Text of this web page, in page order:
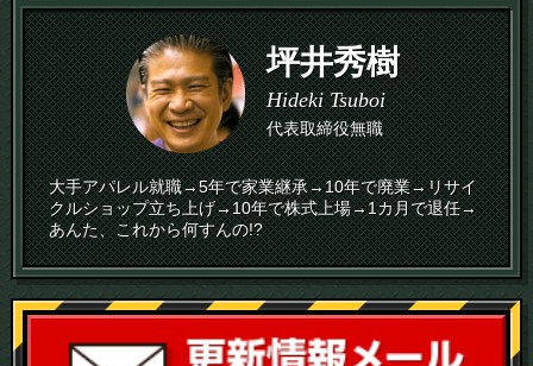
坪井秀樹
Hideki Tsuboi
代表取締役無職
大手アパレル就職→5年で家業継承→10年で廃業→リサイ
クルショップ立ち上げ→10年で株式上場→1カ月で退任→
あんた、これから何すんの!?